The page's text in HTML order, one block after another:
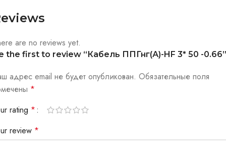
are no reviews yet.
the first to review “Кабель ППГнг(А)-HF 3* 50 -0.66”
адрес email не будет опубликован. Обязательные поля
*
rating *
review *